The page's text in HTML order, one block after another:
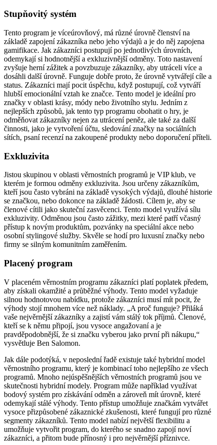
Stupňovitý systém
Tento program je víceúrovňový, má různé úrovně členství na
základě zapojení zákazníka nebo jeho výdajů a je do něj zapojena
gamifikace. Jak zákazníci postupují po jednotlivých úrovních,
odemykají si hodnotnější a exkluzivnější odměny. Toto nastavení
zvyšuje herní zážitek a povzbuzuje zákazníky, aby utráceli více a
dosáhli další úrovně. Funguje dobře proto, že úrovně vytvářejí cíle a
status. Zákazníci mají pocit úspěchu, když postupují, což vytváří
hlubší emocionální vztah ke značce. Tento model je ideální pro
značky v oblasti krásy, módy nebo životního stylu. Jedním z
nejlepších způsobů, jak tento typ programu obohatit o hry, je
odměňovat zákazníky nejen za utrácení peněz, ale také za další
činnosti, jako je vytvoření účtu, sledování značky na sociálních
sítích, psaní recenzí na zakoupené produkty nebo doporučení příteli.
Exkluzivita
Jistou skupinou v oblasti věrnostních programů je VIP klub, ve
kterém je formou odměny exkluzivita. Jsou určeny zákazníkům,
kteří jsou často vybráni na základě vysokých výdajů, dlouhé historie
se značkou, nebo dokonce na základě žádosti. Cílem je, aby se
členové cítili jako skuteční zasvěcenci. Tento model využívá sílu
exkluzivity. Odměnou jsou často zážitky, mezi které patří včasný
přístup k novým produktům, pozvánky na speciální akce nebo
osobní stylingové služby. Skvěle se hodí pro luxusní značky nebo
firmy se silným komunitním zaměřením.
Placený program
V placeném věrnostním programu zákazníci platí poplatek předem,
aby získali okamžité a průběžné výhody. Tento model vyžaduje
silnou hodnotovou nabídku, protože zákazníci musí mít pocit, že
výhody stojí mnohem více než náklady. „A proč funguje? Přiláká
vaše nejvěrnější zákazníky a zajistí vám stálý tok příjmů. Členové,
kteří se k němu připojí, jsou vysoce angažovaní a je
pravděpodobnější, že si značku vyberou jako první při nákupu,“
vysvětluje Ben Salomon.
Jak dále podotýká, v neposlední řadě existuje také hybridní model
věrnostního programu, který je kombinací toho nejlepšího ze všech
programů. Mnoho nejúspěšnějších věrnostních programů jsou ve
skutečnosti hybridní modely. Program může například využívat
bodový systém pro získávání odměn a zároveň mít úrovně, které
odemykají stálé výhody. Tento přístup umožňuje značkám vytvářet
vysoce přizpůsobené zákaznické zkušenosti, které fungují pro různé
segmenty zákazníků. Tento model nabízí největší flexibilitu a
umožňuje vytvořit program, do kterého se snadno zapojí noví
zákazníci, a přitom bude přínosný i pro nejvěrnější příznivce.